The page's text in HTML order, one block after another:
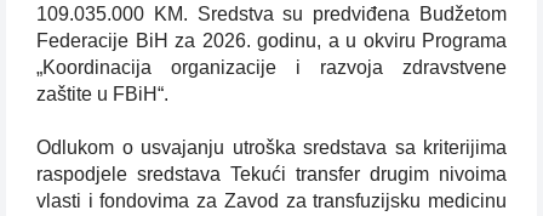
109.035.000 KM. Sredstva su predviđena Budžetom
Federacije BiH za 2026. godinu, a u okviru Programa
„Koordinacija organizacije i razvoja zdravstvene
zaštite u FBiH“.
Odlukom o usvajanju utroška sredstava sa kriterijima
raspodjele sredstava Tekući transfer drugim nivoima
vlasti i fondovima za Zavod za transfuzijsku medicinu